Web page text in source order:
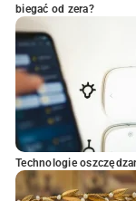
biegać od zera?
Technologie